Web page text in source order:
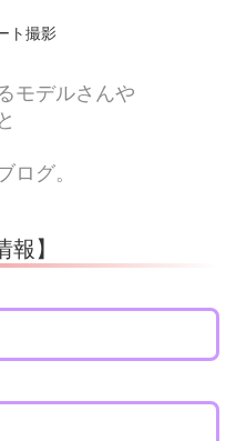
ト撮影
モデルさんや
ログ。
】